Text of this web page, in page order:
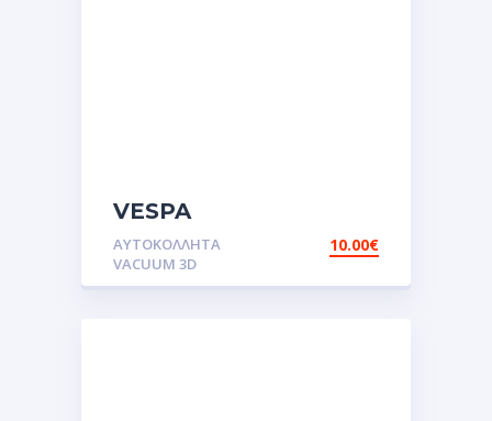
VESPA
VOODOO.Αυτοκόλλητα
ΑΥΤΟΚΌΛΛΗΤΑ
VACUUM 3D
10.00€